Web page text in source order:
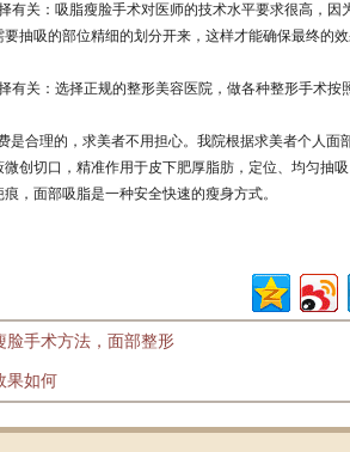
关：吸脂瘦脸手术对医师的技术水平要求很高，因
抽吸的部位精细的划分开来，这样才能确保最终的
关：选择正规的整形美容医院，做各种整形手术按
合理的，求美者不用担心。我院根据求美者个人面
创切口，精准作用于皮下肥厚脂肪，定位、均匀抽
，面部吸脂是一种安全快速的瘦身方式。
脸手术方法，面部整形
果如何